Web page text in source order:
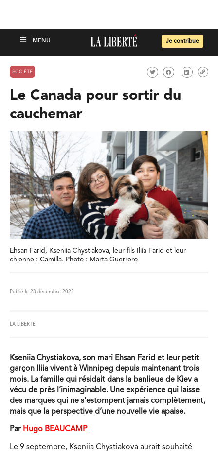
Je contribue
SOCIÉTÉ
Le Canada pour sortir du
cauchemar
Ehsan Farid, Kseniia Chystiakova, leur fils Iliia Farid et leur
chienne : Camilla. Photo : Marta Guerrero
Publié le 23 décembre 2022
LA LIBERTÉ
Kseniia Chystiakova, son mari Ehsan Farid et leur petit
garçon Iliia vivent à Winnipeg depuis maintenant trois
mois. La famille qui résidait dans la banlieue de Kiev a
vécu de près l’inimaginable. Une expérience qui laisse
des marques qui ne s’estompent jamais complètement,
mais que la perspective d’une nouvelle vie apaise.
Par Hugo BEAUCAMP
Le 9 septembre, Kseniia Chystiakova aurait souhaité